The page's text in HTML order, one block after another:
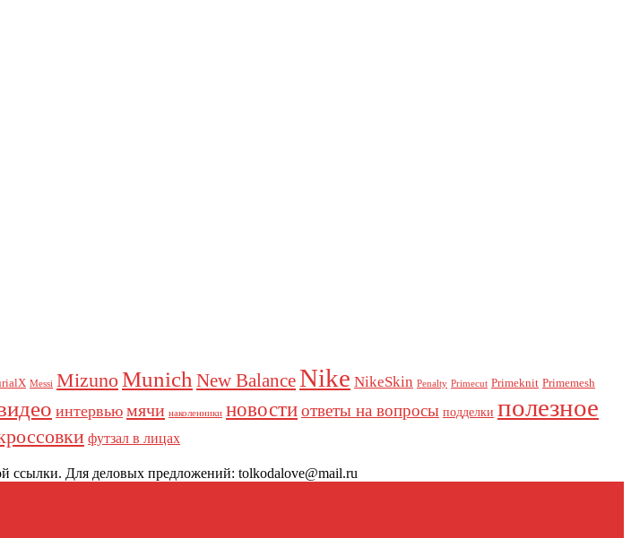
Messi MizunoMunich New BalanceNike NikeSkin Penalty Primecut Primeknit Primemesh
интервью мячи наколенники новостиответы на вопросы подделки полезное
футзал в лицах
ссылки. Для деловых предложений: tolkodalove@mail.ru